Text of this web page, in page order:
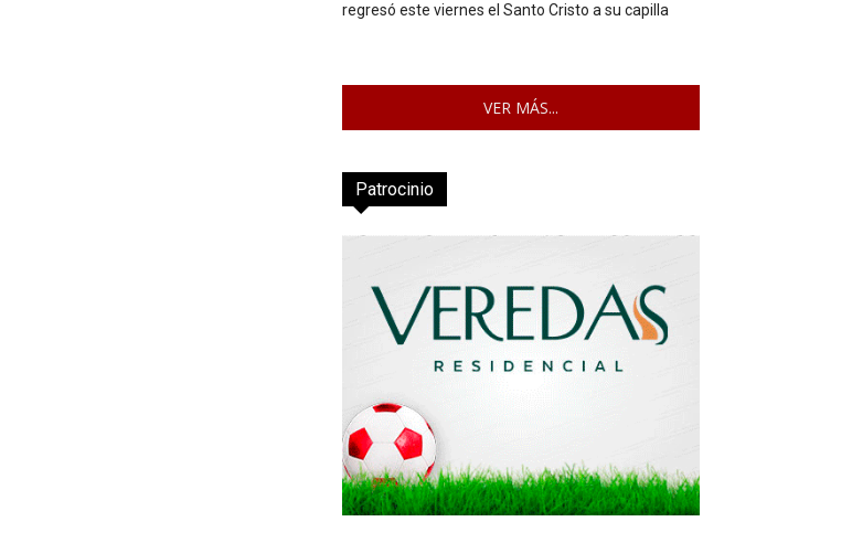
regresó este viernes el Santo Cristo a su capilla
VER MÁS...
Patrocinio